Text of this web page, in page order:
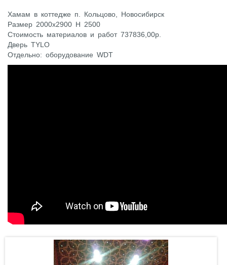
Хамам в коттедже п. Кольцово, Новосибирск
Размер 2000х2900 H 2500
Стоимость материалов и работ 737836,00р.
Дверь TYLO
Отдельно: оборудование WDT